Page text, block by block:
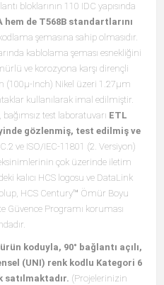
bloklarının 110 IDC yapısında
hem de T568B standartlarını
şemasına sahip olmasıdır.
kablolama şeması esnekliğini
ve korozyona karşı dirençli
(100μ-Inch) Nikel üzeri 1.27μm
kullanılarak imal edilmiştir.
test laboratuvarı ETL
gözlenmiş, test edilmiş ve
ve ISO/IEC-11801 (2. Versiyon)
çok üzerinde iletim
kalıcı HCS logosu ve DataLink
HCS Century™ Ömür Boyu
Güvence Programı koruması
koduyla, 90° bağlantı açılı,
(UNI) renk kodlu Kategori 6
satılmaktadır. (Projelerinizin